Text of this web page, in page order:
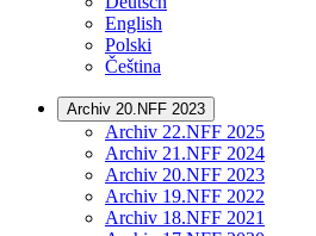
English
Polski
Čeština
Archiv 20.NFF 2023
Archiv 22.NFF 2025
Archiv 21.NFF 2024
Archiv 20.NFF 2023
Archiv 19.NFF 2022
Archiv 18.NFF 2021